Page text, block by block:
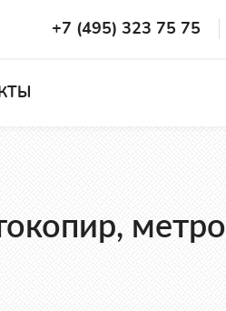
+7 (495) 323 75 75
метро